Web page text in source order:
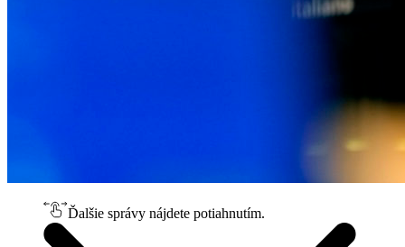
Ďalšie správy nájdete potiahnutím.